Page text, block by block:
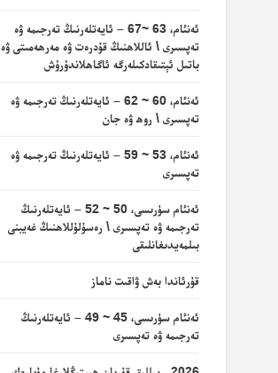
ئەنئام، 63 ~67 – ئايەتلەرنىڭ تەرجىمە ۋە
تەپسىرى \ ئاللاھنىڭ قۇدرەت ۋە مەرھەمىتى ۋە
باتىل ئېتىقادكىلەرگە ئاگاھلاندۇرۇش
ئەنئام، 60 ~ 62 – ئايەتلەرنىڭ تەرجىمە ۋە
تەپسىرى \ روھ ۋە جان
ئەنئام، 53 ~ 59 – ئايەتلەرنىڭ تەرجىمە ۋە
تەپسىرى
ئەنئام سۈرىسى، 50 ~ 52 – ئايەتلەرنىڭ
تەرجىمە ۋە تەپسىرى \ رەسۇلۇللاھنىڭ غەيبنى
بىلمەيدىغانلىقى
قۇرئاندا بەش ۋاقىت ناماز
ئەنئام سۈرىسى، 45 ~ 49 – ئايەتلەرنىڭ
تەرجىمە ۋە تەپسىرى